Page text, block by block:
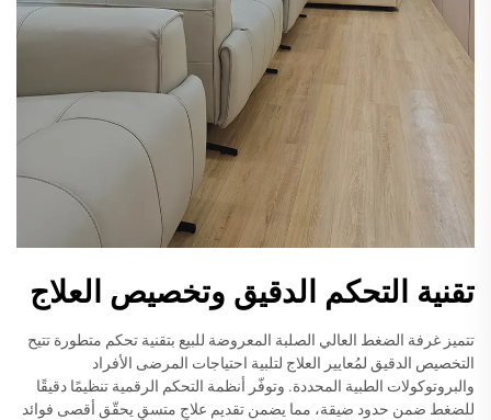
تقنية التحكم الدقيق وتخصيص العلاج
تتميز غرفة الضغط العالي الصلبة المعروضة للبيع بتقنية تحكم متطورة تتيح
التخصيص الدقيق لمُعايير العلاج لتلبية احتياجات المرضى الأفراد
والبروتوكولات الطبية المحددة. وتوفّر أنظمة التحكم الرقمية تنظيمًا دقيقًا
للضغط ضمن حدود ضيقة، مما يضمن تقديم علاجٍ متسقٍ يحقّق أقصى فوائد